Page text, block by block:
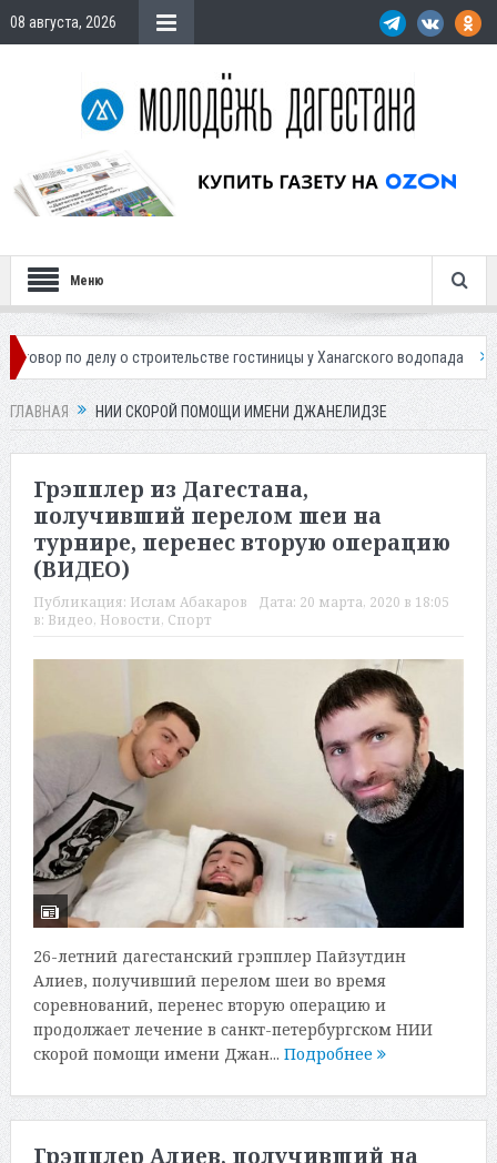
08 августа, 2026
Меню
делу о строительстве гостиницы у Ханагского водопада Власти
ГЛАВНАЯ НИИ СКОРОЙ ПОМОЩИ ИМЕНИ ДЖАНЕЛИДЗЕ
Грэпплер из Дагестана,
получивший перелом шеи на
турнире, перенес вторую операцию
(ВИДЕО)
Публикация: Ислам Абакаров Дата: 20 марта, 2020 в 18:05
в: Видео, Новости, Спорт
26-летний дагестанский грэпплер Пайзутдин
Алиев, получивший перелом шеи во время
соревнований, перенес вторую операцию и
продолжает лечение в санкт-петербургском НИИ
скорой помощи имени Джан... Подробнее
Грэпплер Алиев, получивший на